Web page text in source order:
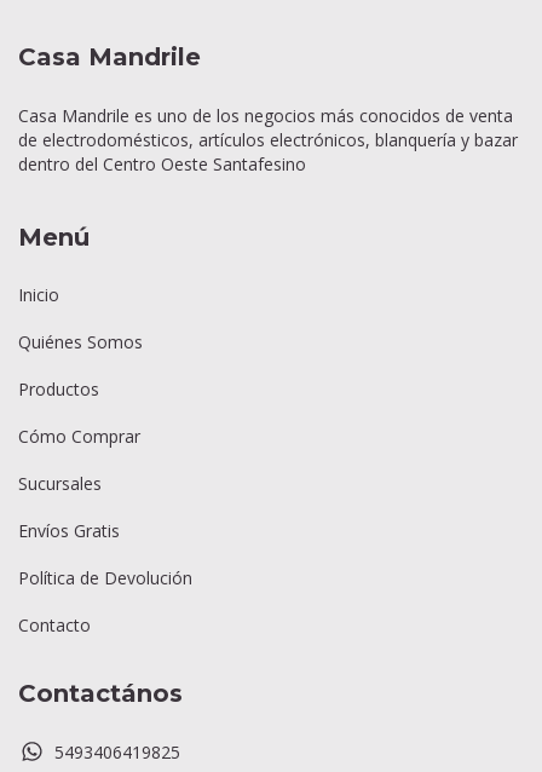
Casa Mandrile
Casa Mandrile es uno de los negocios más conocidos de venta
de electrodomésticos, artículos electrónicos, blanquería y bazar
dentro del Centro Oeste Santafesino
Menú
Inicio
Quiénes Somos
Productos
Cómo Comprar
Sucursales
Envíos Gratis
Política de Devolución
Contacto
Contactános
5493406419825